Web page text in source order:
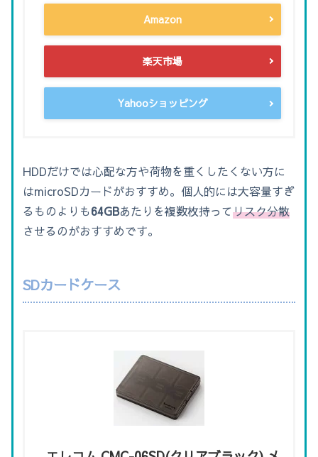
Amazon
楽天市場
Yahooショッピング
HDDだけでは心配な方や荷物を重くしたくない方に
はmicroSDカードがおすすめ。個人的には大容量すぎ
るものよりも64GBあたりを複数枚持ってリスク分散
させるのがおすすめです。
SDカードケース